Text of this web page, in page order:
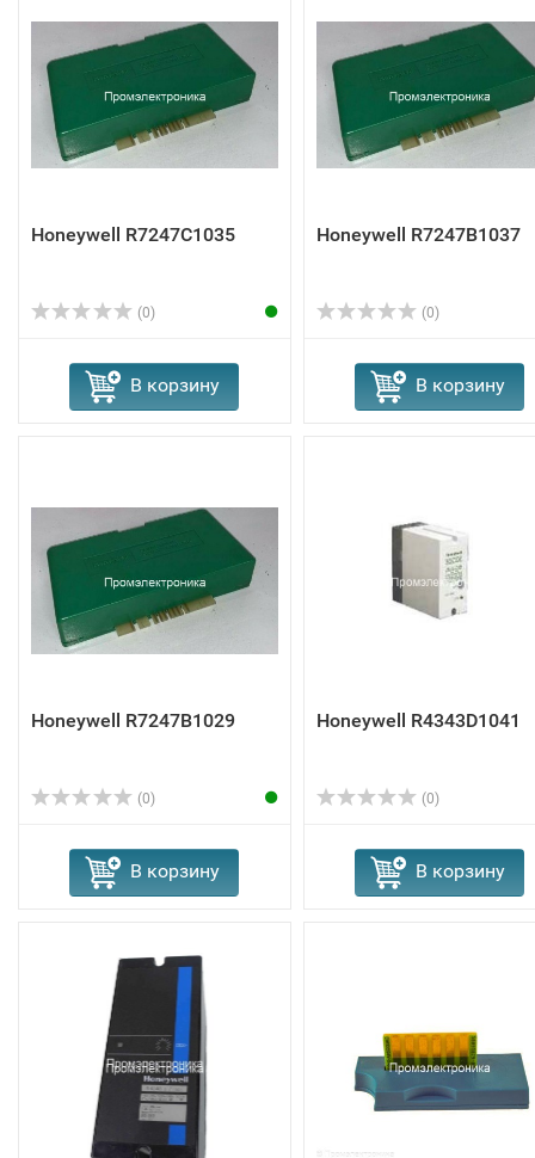
Honeywell R7247C1035
(0)
В корзину
Honeywell R7247B1037
(0)
В корзину
Honeywell R7247B1029
(0)
В корзину
Honeywell R4343D1041
(0)
В корзину